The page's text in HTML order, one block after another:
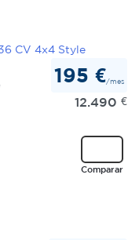
195 €/mes
12.490 €
Comparar